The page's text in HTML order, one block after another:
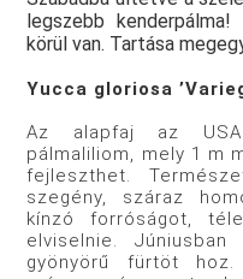
legszebb
körül van. Tartása
Yucca gloriosa
Az alapfaj az
pálmaliliom, mely 1 m
fejleszthet.
szegény, száraz
kínzó forróságot,
elviselnie.
gyönyörű fürtöt